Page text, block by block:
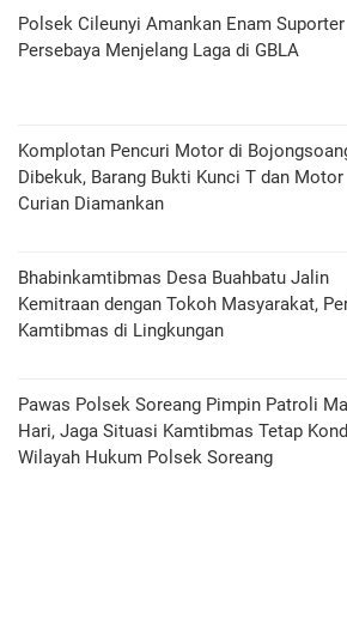
Polsek Cileunyi Amankan Enam Suporter
Persebaya Menjelang Laga di GBLA
Komplotan Pencuri Motor di
Dibekuk, Barang Bukti Kunci T dan Motor
Curian Diamankan
Bhabinkamtibmas Desa Buahbatu Jalin
Kemitraan dengan Tokoh Masyarakat,
Kamtibmas di Lingkungan
Pawas Polsek Soreang Pimpin Patroli
Hari, Jaga Situasi Kamtibmas Tetap
Wilayah Hukum Polsek Soreang